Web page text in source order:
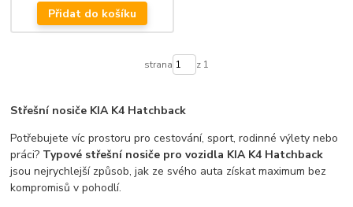
Přidat do košíku
strana z 1
Střešní nosiče KIA K4 Hatchback
Potřebujete víc prostoru pro cestování, sport, rodinné výlety nebo
práci? Typové střešní nosiče pro vozidla KIA K4 Hatchback
jsou nejrychlejší způsob, jak ze svého auta získat maximum bez
kompromisů v pohodlí.